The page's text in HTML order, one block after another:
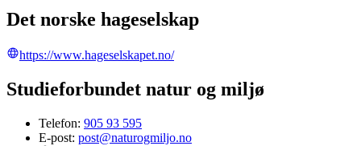
Det norske hageselskap
https://www.hageselskapet.no/
Studieforbundet natur og miljø
Telefon: 905 93 595
E-post: post@naturogmiljo.no